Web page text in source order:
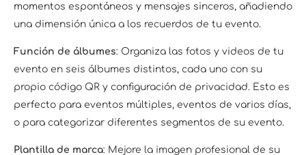
momentos espontáneos y mensajes sinceros, añadiendo
una dimensión única a los recuerdos de tu evento.
Función de álbumes: Organiza las fotos y videos de tu
evento en seis álbumes distintos, cada uno con su
propio código QR y configuración de privacidad. Esto es
perfecto para eventos múltiples, eventos de varios días,
o para categorizar diferentes segmentos de su evento.
Plantilla de marca: Mejore la imagen profesional de su